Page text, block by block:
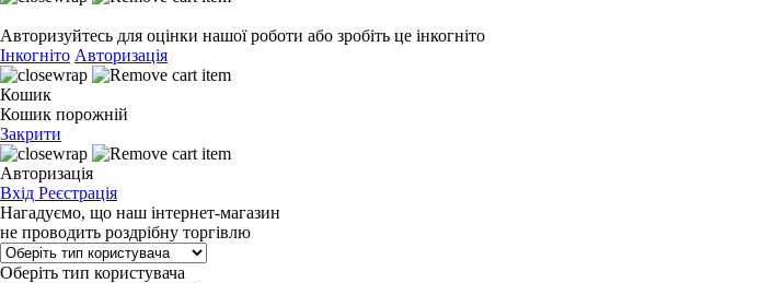
Авторизуйтесь для оцінки нашої роботи або зробіть це інкогніто
Інкогніто Авторизація
Кошик
Кошик порожній
Закрити
Авторизація
Вхід Реєстрація
Нагадуємо, що наш інтернет-магазин
не проводить роздрібну торгівлю
Оберіть тип користувача